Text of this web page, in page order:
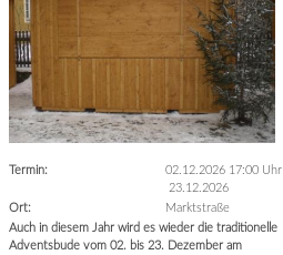
Termin: 02.12.2026 17:00 Uhr
23.12.2026
Ort:
Marktstraße
Auch in diesem Jahr wird es wieder die traditionelle
Adventsbude vom 02. bis 23. Dezember am